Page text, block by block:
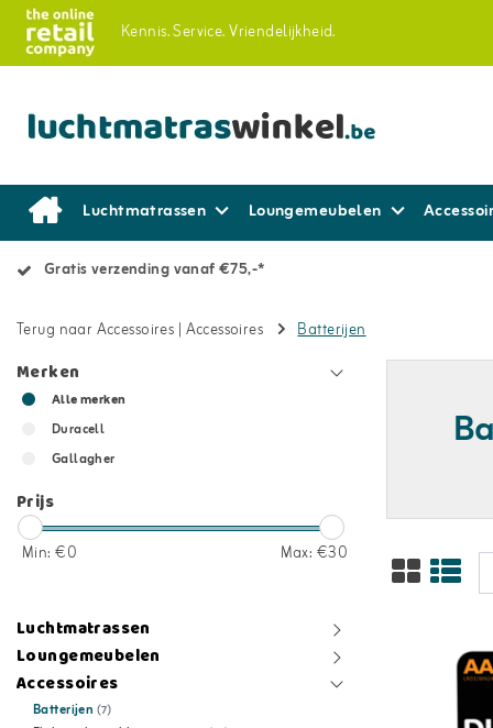
Kennis.Service.Vriendelijkheid.
Luchtmatrassen Loungemeubelen
Gratis verzending vanaf €75,-*
Terug naar Accessoires | Accessoires Batterijen
Merken
Alle merken
Duracell
Gallagher
Prijs
Min: €0 Max: €30
Luchtmatrassen
Loungemeubelen
Accessoires
Batterijen (7)